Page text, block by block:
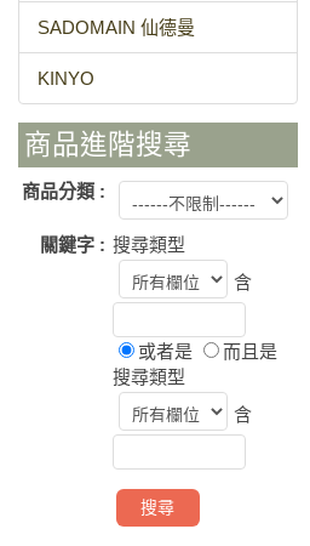
SADOMAIN 仙德曼
KINYO
商品進階搜尋
商品分類 :
關鍵字 : 搜尋類型
含
或者是
而且是
搜尋類型
含